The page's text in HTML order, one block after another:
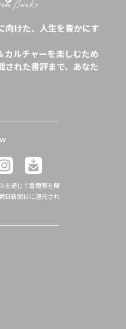
向けた、人生を豊かにす
カルチャーを楽しむため
された書評まで、あなた
を通じて書籍等を購
日新聞社に還元され